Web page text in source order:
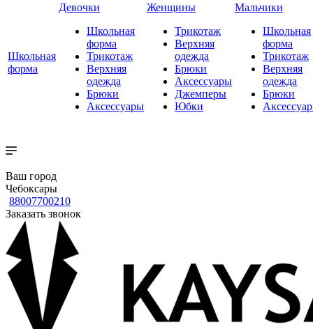
Школьная
форма
Девочки
Школьная
форма
Трикотаж
Верхняя
одежда
Брюки
Аксессуары
Женщины
Трикотаж
Верхняя
одежда
Брюки
Аксессуары
Джемперы
Юбки
Мальчики
Школьная
форма
Трикотаж
Верхняя
одежда
Брюки
Ваш город
Чебоксары
88007700210
Заказать звонок